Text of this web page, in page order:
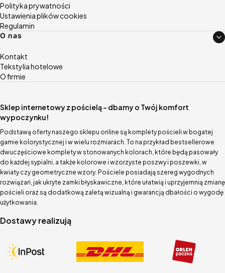
Polityka prywatności
Ustawienia plików cookies
Regulamin
O nas
Kontakt
Tekstylia hotelowe
O firmie
Sklep internetowy z pościelą – dbamy o Twój komfort
wypoczynku!
Podstawą oferty naszego sklepu online są komplety pościeli w bogatej
gamie kolorystycznej i w wielu rozmiarach. To na przykład bestsellerowe
dwuczęściowe komplety w stonowanych kolorach, które będą pasowały
do każdej sypialni, a także kolorowe i wzorzyste poszwy i poszewki, w
kwiaty czy geometryczne wzory. Pościele posiadają szereg wygodnych
rozwiązań, jak ukryte zamki błyskawiczne, które ułatwią i uprzyjemnią zmianę
pościeli oraz są dodatkową zaletą wizualną i gwarancją dbałości o wygodę
użytkowania.
Dostawy realizują